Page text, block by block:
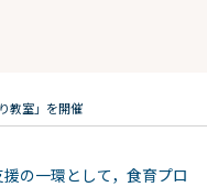
教室」を開催
の一環として，食育プロ